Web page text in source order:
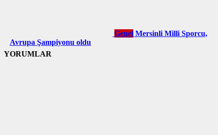
Genel Mersinli Milli Sporcu,
Avrupa Şampiyonu oldu
YORUMLAR